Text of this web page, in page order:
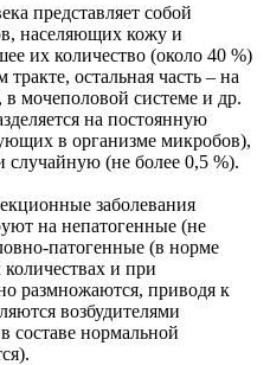
представляет собой
населяющих кожу и
их количество (около 40 %)
остальная часть – на
в мочеполовой системе и др.
на постоянную
в организме микробов),
случайную (не более 0,5 %).
заболевания
на непатогенные (не
патогенные (в норме
и при
размножаются, приводя к
возбудителями
составе нормальной